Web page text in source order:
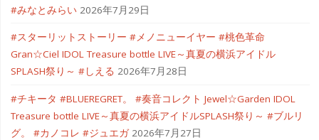
#みなとみらい 2026年7月29日
#スターリットストーリー #メノニューイヤー #桃色革命
Gran☆Ciel IDOL Treasure bottle LIVE～真夏の横浜アイドル
SPLASH祭り～ #しえる 2026年7月28日
#チキータ #BLUEREGRET。 #奏音コレクト Jewel☆Garden IDOL
Treasure bottle LIVE～真夏の横浜アイドルSPLASH祭り～ #ブルリ
グ。 #カノコレ #ジュエガ 2026年7月27日